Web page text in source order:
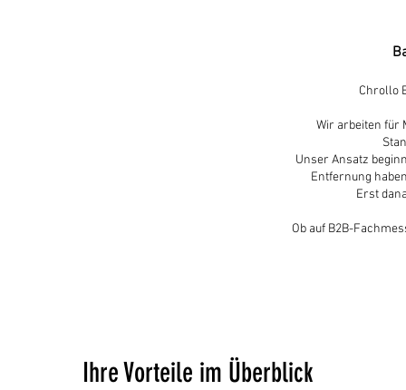
Chrollo
Wir arbeiten für
Unser Ansatz
Entfernung
Erst
Ob auf B2B-
Ihre Vorteile im Überblick